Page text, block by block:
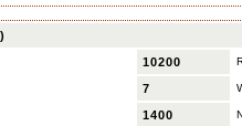
10200
7
1400